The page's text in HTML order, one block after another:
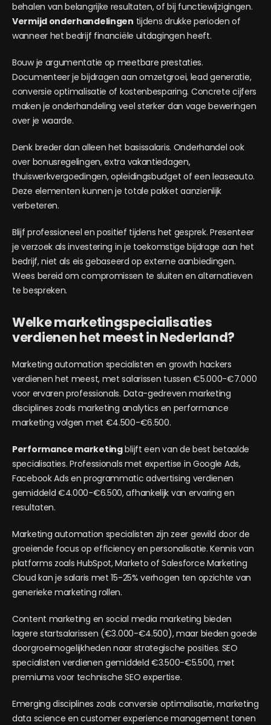
behalen van belangrijke resultaten, of bij functiewijzigingen.
Vermijd onderhandelingen tijdens drukke perioden of
wanneer het bedrijf financiële uitdagingen heeft.
Bouw je argumentatie op meetbare prestaties.
Documenteer je bijdragen aan omzetgroei, lead generatie,
conversie optimalisatie of kostenbesparing. Concrete cijfers
maken je onderhandeling veel sterker dan vage beweringen
over je waarde.
Denk breder dan alleen het basissalaris. Onderhandel ook
over bonusregelingen, extra vakantiedagen,
thuiswerkvergoedingen, opleidingsbudget of een leaseauto.
Deze elementen kunnen je totale pakket aanzienlijk
verbeteren.
Blijf professioneel en positief tijdens het gesprek. Presenteer
je verzoek als investering in je toekomstige bijdrage aan het
bedrijf, niet als eis gebaseerd op externe aanbiedingen.
Wees bereid om compromissen te sluiten en alternatieven
te bespreken.
Welke marketingspecialisaties
verdienen het meest in Nederland?
Marketing automation specialisten en growth hackers
verdienen het meest, met salarissen tussen €5.000-€7.000
voor ervaren professionals. Data-gedreven marketing
disciplines zoals marketing analytics en performance
marketing volgen met €4.500-€6.500.
Performance marketingblijft een van de best betaalde
specialisaties. Professionals met expertise in Google Ads,
Facebook Ads en programmatic advertising verdienen
gemiddeld €4.000-€6.500, afhankelijk van ervaring en
resultaten.
Marketing automation specialisten zijn zeer gewild door de
groeiende focus op efficiency en personalisatie. Kennis van
platforms zoals HubSpot, Marketo of Salesforce Marketing
Cloud kan je salaris met 15-25% verhogen ten opzichte van
generieke marketing rollen.
Content marketing en social media marketing bieden
lagere startsalarissen (€3.000-€4.500), maar bieden goede
doorgroeimogelijkheden naar strategische posities. SEO
specialisten verdienen gemiddeld €3.500-€5.500, met
premiums voor technische SEO expertise.
Emerging disciplines zoals conversie optimalisatie, marketing
data science en customer experience management tonen